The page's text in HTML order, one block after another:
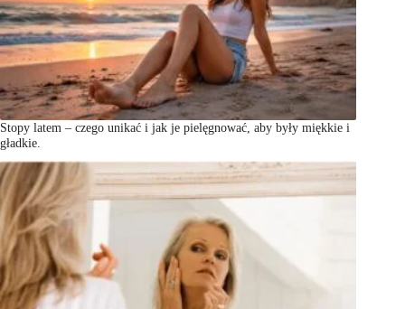
Stopy latem – czego unikać i jak je pielęgnować, aby były miękkie i
gładkie.